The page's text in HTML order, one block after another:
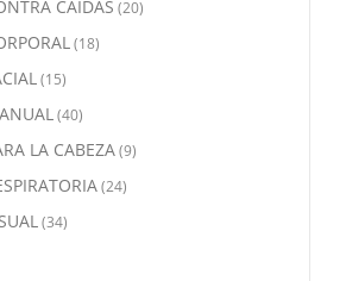
CAIDAS (20)
(18)
(15)
(40)
LA CABEZA(9)
(24)
(34)